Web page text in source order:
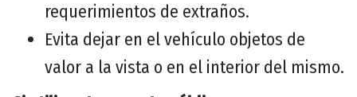
requerimientos de extraños.
Evita dejar en el vehículo objetos de
valor a la vista o en el interior del mismo.